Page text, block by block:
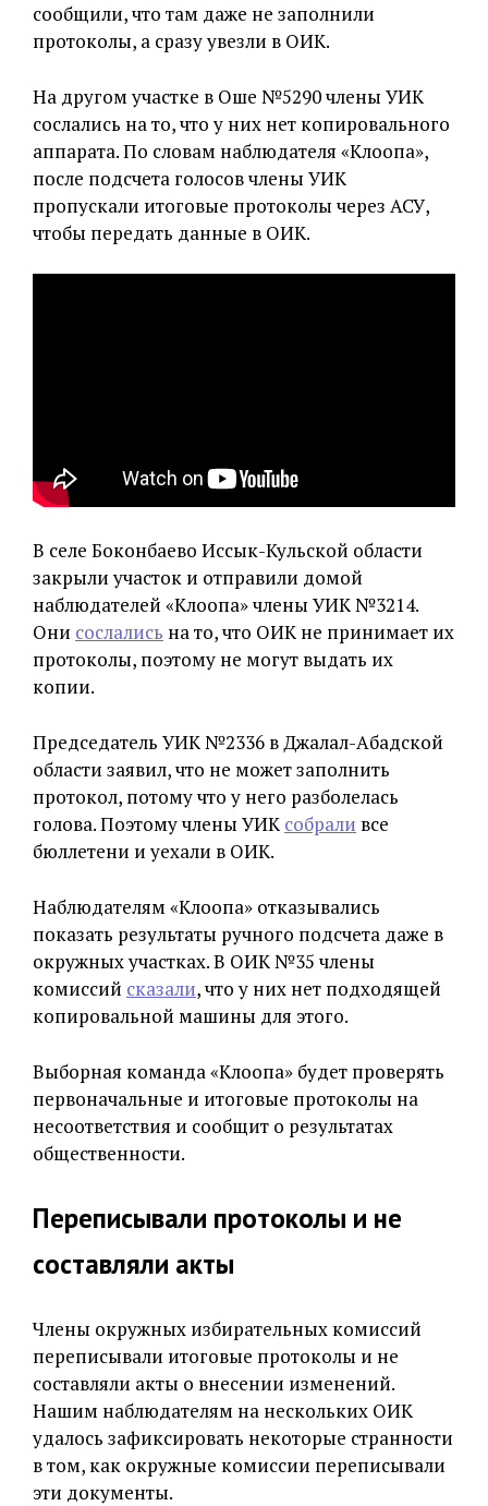
сообщили, что там даже не заполнили
протоколы, а сразу увезли в ОИК.
На другом участке в Оше №5290 члены УИК
сослались на то, что у них нет копировального
аппарата. По словам наблюдателя «Клоопа»,
после подсчета голосов члены УИК
пропускали итоговые протоколы через АСУ,
чтобы передать данные в ОИК.
В селе Боконбаево Иссык-Кульской области
закрыли участок и отправили домой
наблюдателей «Клоопа» члены УИК №3214.
Они сослались на то, что ОИК не принимает их
протоколы, поэтому не могут выдать их
копии.
Председатель УИК №2336 в Джалал-Абадской
области заявил, что не может заполнить
протокол, потому что у него разболелась
голова. Поэтому члены УИК собрали все
бюллетени и уехали в ОИК.
Наблюдателям «Клоопа» отказывались
показать результаты ручного подсчета даже в
окружных участках. В ОИК №35 члены
комиссий сказали, что у них нет подходящей
копировальной машины для этого.
Выборная команда «Клоопа» будет проверять
первоначальные и итоговые протоколы на
несоответствия и сообщит о результатах
общественности.
Переписывали протоколы и не
составляли акты
Члены окружных избирательных комиссий
переписывали итоговые протоколы и не
составляли акты о внесении изменений.
Нашим наблюдателям на нескольких ОИК
удалось зафиксировать некоторые странности
в том, как окружные комиссии переписывали
эти документы.